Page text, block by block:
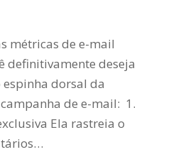
métricas de e-mail
definitivamente deseja
dorsal da
de e-mail: 1.
Ela rastreia o